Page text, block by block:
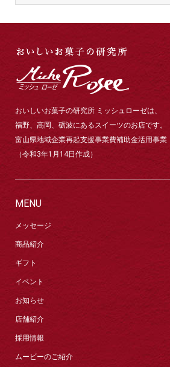
おいしいお菓子の研究所 ミッシュローゼは、
福野、高岡、砺波にあるスイーツのお店です。
富山県地域企業再起支援事業費補助金活用事業
（令和3年1月14日作成）
MENU
メッセージ
商品紹介
ギフト
イベント
お知らせ
店舗紹介
採用情報
ムービーのご紹介